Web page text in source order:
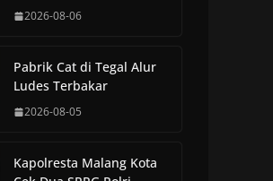
2026-08-06
Pabrik Cat di Tegal Alur
Ludes Terbakar
2026-08-05
Kapolresta Malang Kota